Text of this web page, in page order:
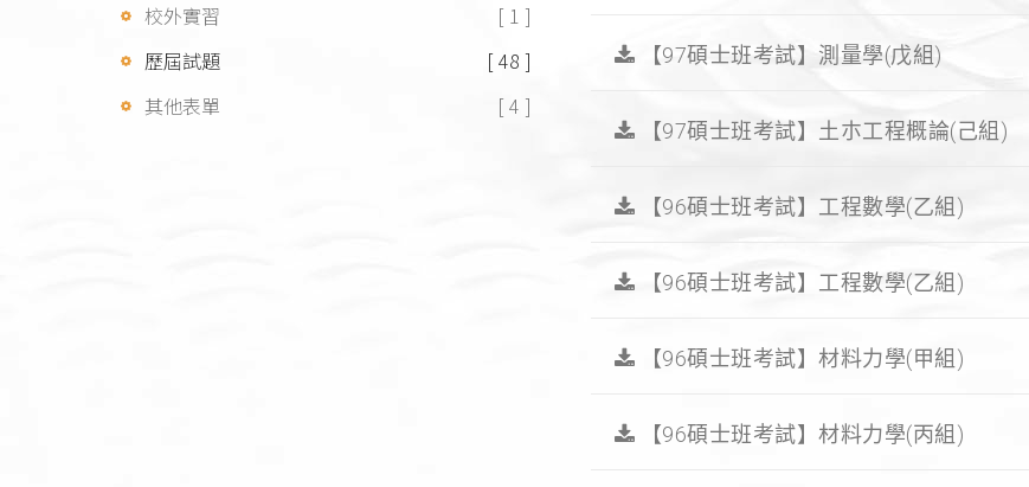
【97碩士班考試】測量學(戊組)
【97碩士班考試】土朩工程概論(己組)
【96碩士班考試】工程數學(乙組)
【96碩士班考試】工程數學(乙組)
【96碩士班考試】材料力學(甲組)
【96碩士班考試】材料力學(丙組)
校外實習
[ 1 ]
歷屆試題
[ 48 ]
其他表單
[ 4 ]